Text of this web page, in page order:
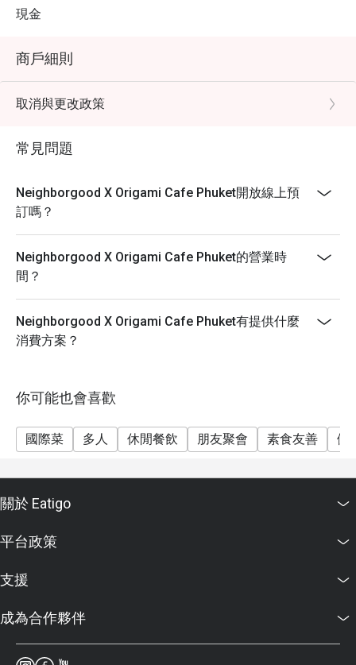
現金
商戶細則
取消與更改政策
常見問題
Neighborgood X Origami Cafe Phuket開放線上預
訂嗎？
Neighborgood X Origami Cafe Phuket的營業時
間？
Neighborgood X Origami Cafe Phuket有提供什麼
消費方案？
你可能也會喜歡
國際菜 多人 休閒餐飲 朋友聚會 素食友善 健
關於 Eatigo
平台政策
支援
成為合作夥伴